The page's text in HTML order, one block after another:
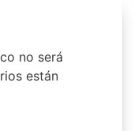
no será
están